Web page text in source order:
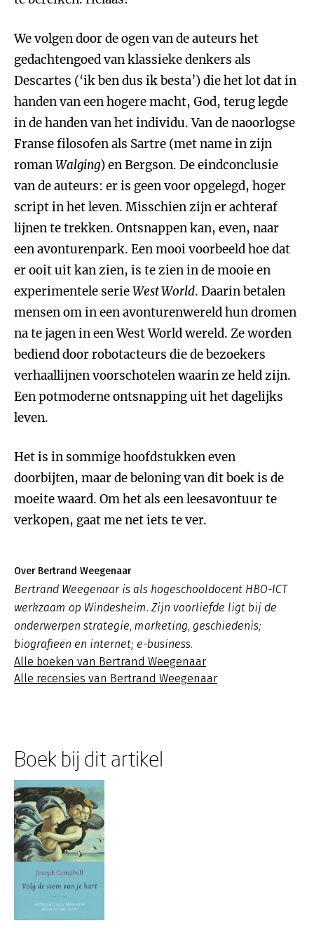
We volgen door de ogen van de auteurs het
gedachtengoed van klassieke denkers als
Descartes (‘ik ben dus ik besta’) die het lot dat in
handen van een hogere macht, God, terug legde
in de handen van het individu. Van de naoorlogse
Franse filosofen als Sartre (met name in zijn
romanWalging) en Bergson. De eindconclusie
van de auteurs: er is geen voor opgelegd, hoger
script in het leven. Misschien zijn er achteraf
lijnen te trekken. Ontsnappen kan, even, naar
een avonturenpark. Een mooi voorbeeld hoe dat
er ooit uit kan zien, is te zien in de mooie en
experimentele serieWest World. Daarin betalen
mensen om in een avonturenwereld hun dromen
na te jagen in een West World wereld. Ze worden
bediend door robotacteurs die de bezoekers
verhaallijnen voorschotelen waarin ze held zijn.
Een potmoderne ontsnapping uit het dagelijks
leven.
Het is in sommige hoofdstukken even
doorbijten, maar de beloning van dit boek is de
moeite waard. Om het als een leesavontuur te
verkopen, gaat me net iets te ver.
Over Bertrand Weegenaar
Bertrand Weegenaar is als hogeschooldocent HBO-ICT
werkzaam op Windesheim. Zijn voorliefde ligt bij de
onderwerpen strategie, marketing, geschiedenis;
biografieën en internet; e-business.
Alle boeken van Bertrand Weegenaar
Alle recensies van Bertrand Weegenaar
Boek bij dit artikel